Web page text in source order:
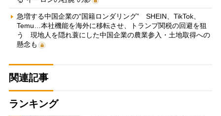
急増する中国企業の“国籍ロンダリング” SHEIN、TikTok、
Temu…本社機能を海外に移転させ、トランプ関税の回避を狙
う 現地人を隠れ蓑にした中国企業の農業参入・土地取得への
懸念も
関連記事
ランキング